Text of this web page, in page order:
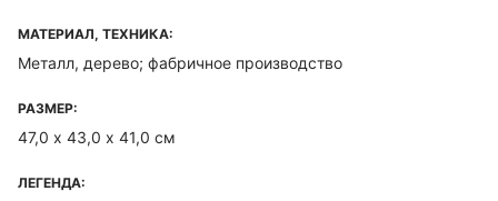
МАТЕРИАЛ, ТЕХНИКА:
Металл, дерево; фабричное производство
РАЗМЕР:
47,0 х 43,0 х 41,0 см
ЛЕГЕНДА: